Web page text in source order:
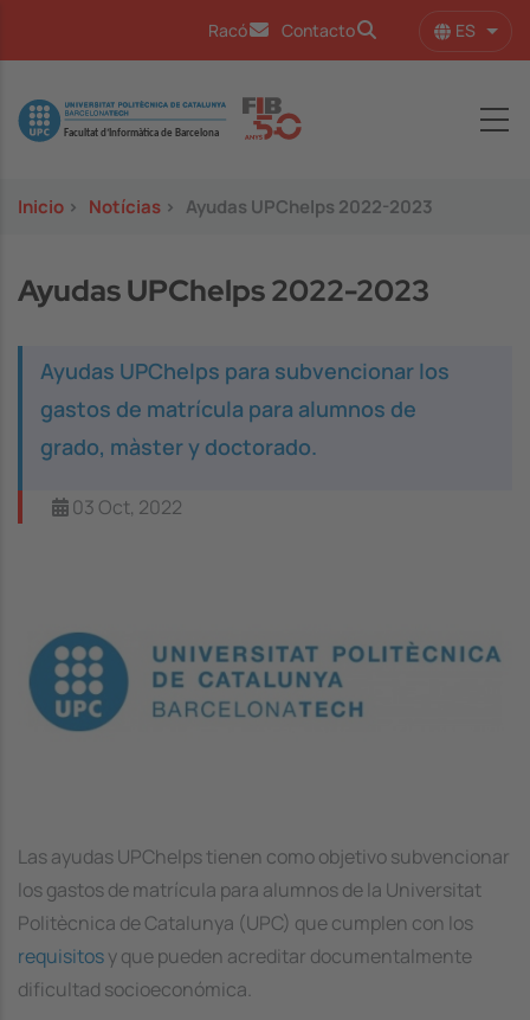
Racó Contacto ES
Image
Inicio > Notícias > Ayudas UPChelps 2022-2023
Ayudas UPChelps 2022-2023
Ayudas UPChelps para subvencionar los
gastos de matrícula para alumnos de
grado, màster y doctorado.
03 Oct, 2022
Las ayudas UPChelps tienen como objetivo subvencionar
los gastos de matrícula para alumnos de la Universitat
Politècnica de Catalunya (UPC) que cumplen con los
requisitosy que pueden acreditar documentalmente
dificultad socioeconómica.